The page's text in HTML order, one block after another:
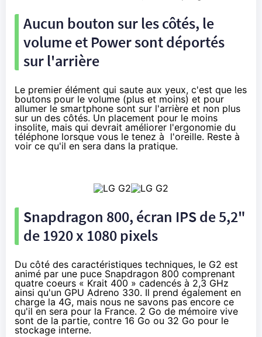
Aucun bouton sur les côtés, le
volume et Power sont déportés
sur l'arrière
Le premier élément qui saute aux yeux, c'est que les
boutons pour le volume (plus et moins) et pour
allumer le smartphone sont sur l'arrière et non plus
sur un des côtés. Un placement pour le moins
insolite, mais qui devrait améliorer l'ergonomie du
téléphone lorsque vous le tenez à l'oreille. Reste à
voir ce qu'il en sera dans la pratique.
Snapdragon 800, écran IPS de 5,2"
de 1920 x 1080 pixels
Du côté des caractéristiques techniques, le G2 est
animé par une puce Snapdragon 800 comprenant
quatre coeurs « Krait 400 » cadencés à 2,3 GHz
ainsi qu'un GPU Adreno 330. Il prend également en
charge la 4G, mais nous ne savons pas encore ce
qu'il en sera pour la France. 2 Go de mémoire vive
sont de la partie, contre 16 Go ou 32 Go pour le
stockage interne.